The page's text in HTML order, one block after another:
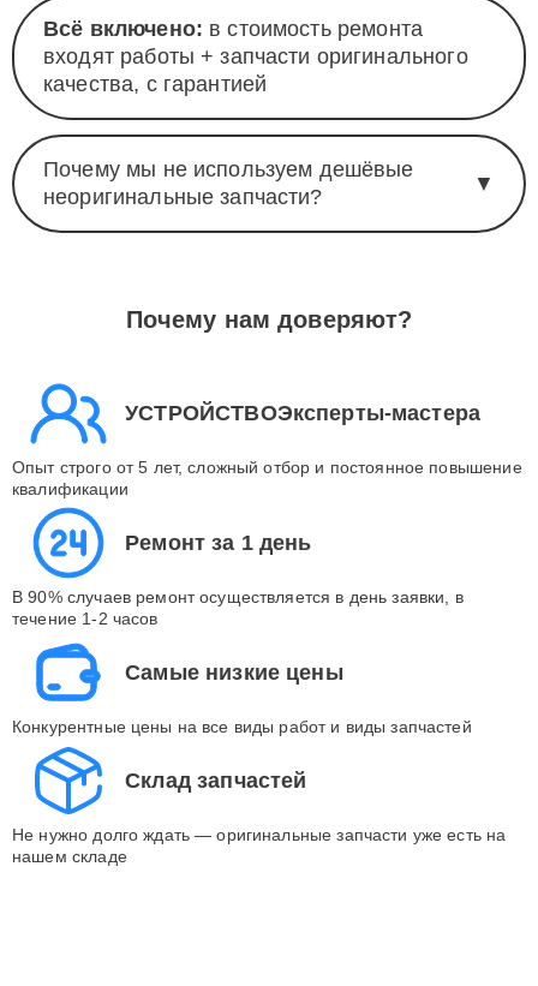
Всё включено: в стоимость ремонта
входят работы + запчасти оригинального
качества, с гарантией
Почему мы не используем дешёвые
неоригинальные запчасти?
▼
Почему нам доверяют?
УСТРОЙСТВОЭксперты-мастера
Опыт строго от 5 лет, сложный отбор и постоянное повышение
квалификации
Ремонт за 1 день
В 90% случаев ремонт осуществляется в день заявки, в
течение 1-2 часов
Самые низкие цены
Конкурентные цены на все виды работ и виды запчастей
Склад запчастей
Не нужно долго ждать — оригинальные запчасти уже есть на
нашем складе